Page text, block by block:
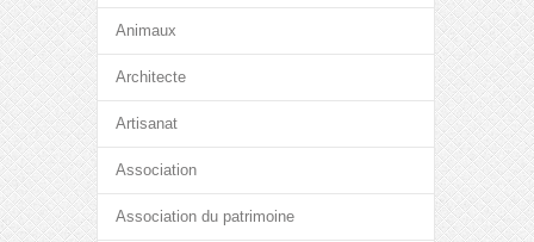
Animaux
Architecte
Artisanat
Association
Association du patrimoine